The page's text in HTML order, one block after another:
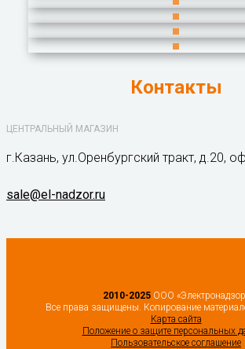
Контакты
ЦЕНТРАЛЬНЫЙ МАГАЗИН
г.Казань, ул.Оренбургский тракт, д.20,
sale@el-nadzor.ru
2010-2025 ООО
Все права защищены. Копирование
Карта сайта
Положение о защите персональных
Пользовательское соглашение